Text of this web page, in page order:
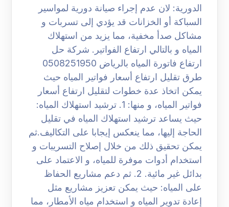
الدورية: لان عدم إجراء صيانة دورية لمواسير
السباكة أو الخزانات قد يؤدي إلى تسربات و
مشاكل صدأ مخفية، مما يزيد من استهلاك
المياه و بالتالي ارتفاع الفواتير. شركة حل
ارتفاع فاتورة المياه بالرياض 0508251950
طرق تقليل ارتفاع أسعار فواتير المياه حيث
يمكن اتخاذ عدة خطوات لتقليل ارتفاع أسعار
فواتير المياه، و منها: 1. ترشيد استهلاك المياه:
حيث يساعد ترشيد استهلاك المياه في تقليل
الحاجة إليها، مما ينعكس إيجابا على التكاليف.ثم
يمكن تحقيق ذلك من خلال إصلاح التسريبات و
استخدام أدوات موفرة للمياه، و الاعتماد على
بدائل غير مائية. 2. ثم دعم مشاريع الحفاظ
على المياه: حيث يمكن تعزيز مشاريع مثل
إعادة تدوير المياه و استخدام مياه الأمطار، مما